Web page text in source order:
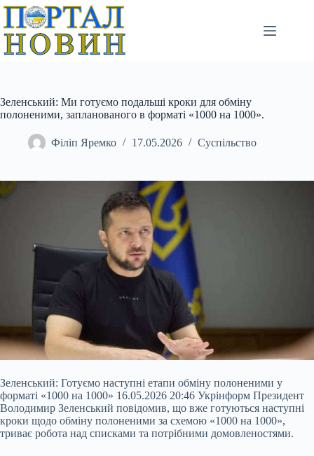
Перейти
вмісту
Зеленський: Ми готуємо подальші кроки для обміну
полоненими, запланованого в форматі «1000 на 1000».
Філіп Яремко 17.05.2026 Суспільство
Зеленський: Готуємо наступні етапи обміну полоненими у
форматі «1000 на 1000» 16.05.2026 20:46 Укрінформ Президент
Володимир Зеленський повідомив, що вже готуються наступні
кроки щодо обміну полоненими за схемою «1000 на 1000»,
триває робота над списками та потрібними домовленостями.